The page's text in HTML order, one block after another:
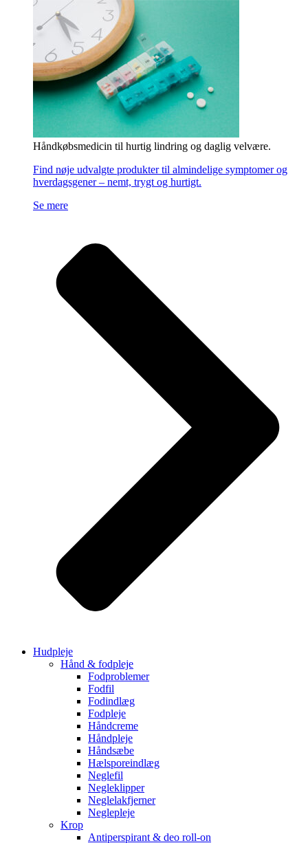
Håndkøbsmedicin til hurtig lindring og daglig velvære.
Find nøje udvalgte produkter til almindelige symptomer og
hverdagsgener – nemt, trygt og hurtigt.
Se mere
Hudpleje
Hånd & fodpleje
Fodproblemer
Fodfil
Fodindlæg
Fodpleje
Håndcreme
Håndpleje
Håndsæbe
Hælsporeindlæg
Neglefil
Negleklipper
Neglelakfjerner
Neglepleje
Krop
Antiperspirant & deo roll-on